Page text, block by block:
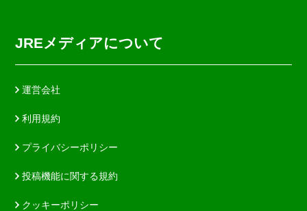
JREメディアについて
運営会社
利用規約
プライバシーポリシー
投稿機能に関する規約
クッキーポリシー